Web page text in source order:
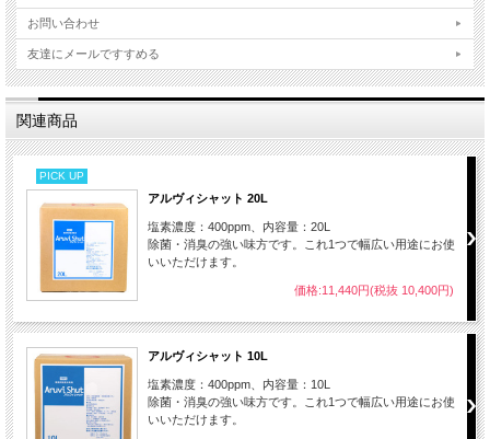
お問い合わせ
友達にメールですすめる
関連商品
PICK UP
アルヴィシャット 20L
塩素濃度：400ppm、内容量：20L
除菌・消臭の強い味方です。これ1つで幅広い用途にお使
いいただけます。
価格:11,440円(税抜 10,400円)
アルヴィシャット 10L
塩素濃度：400ppm、内容量：10L
除菌・消臭の強い味方です。これ1つで幅広い用途にお使
いいただけます。